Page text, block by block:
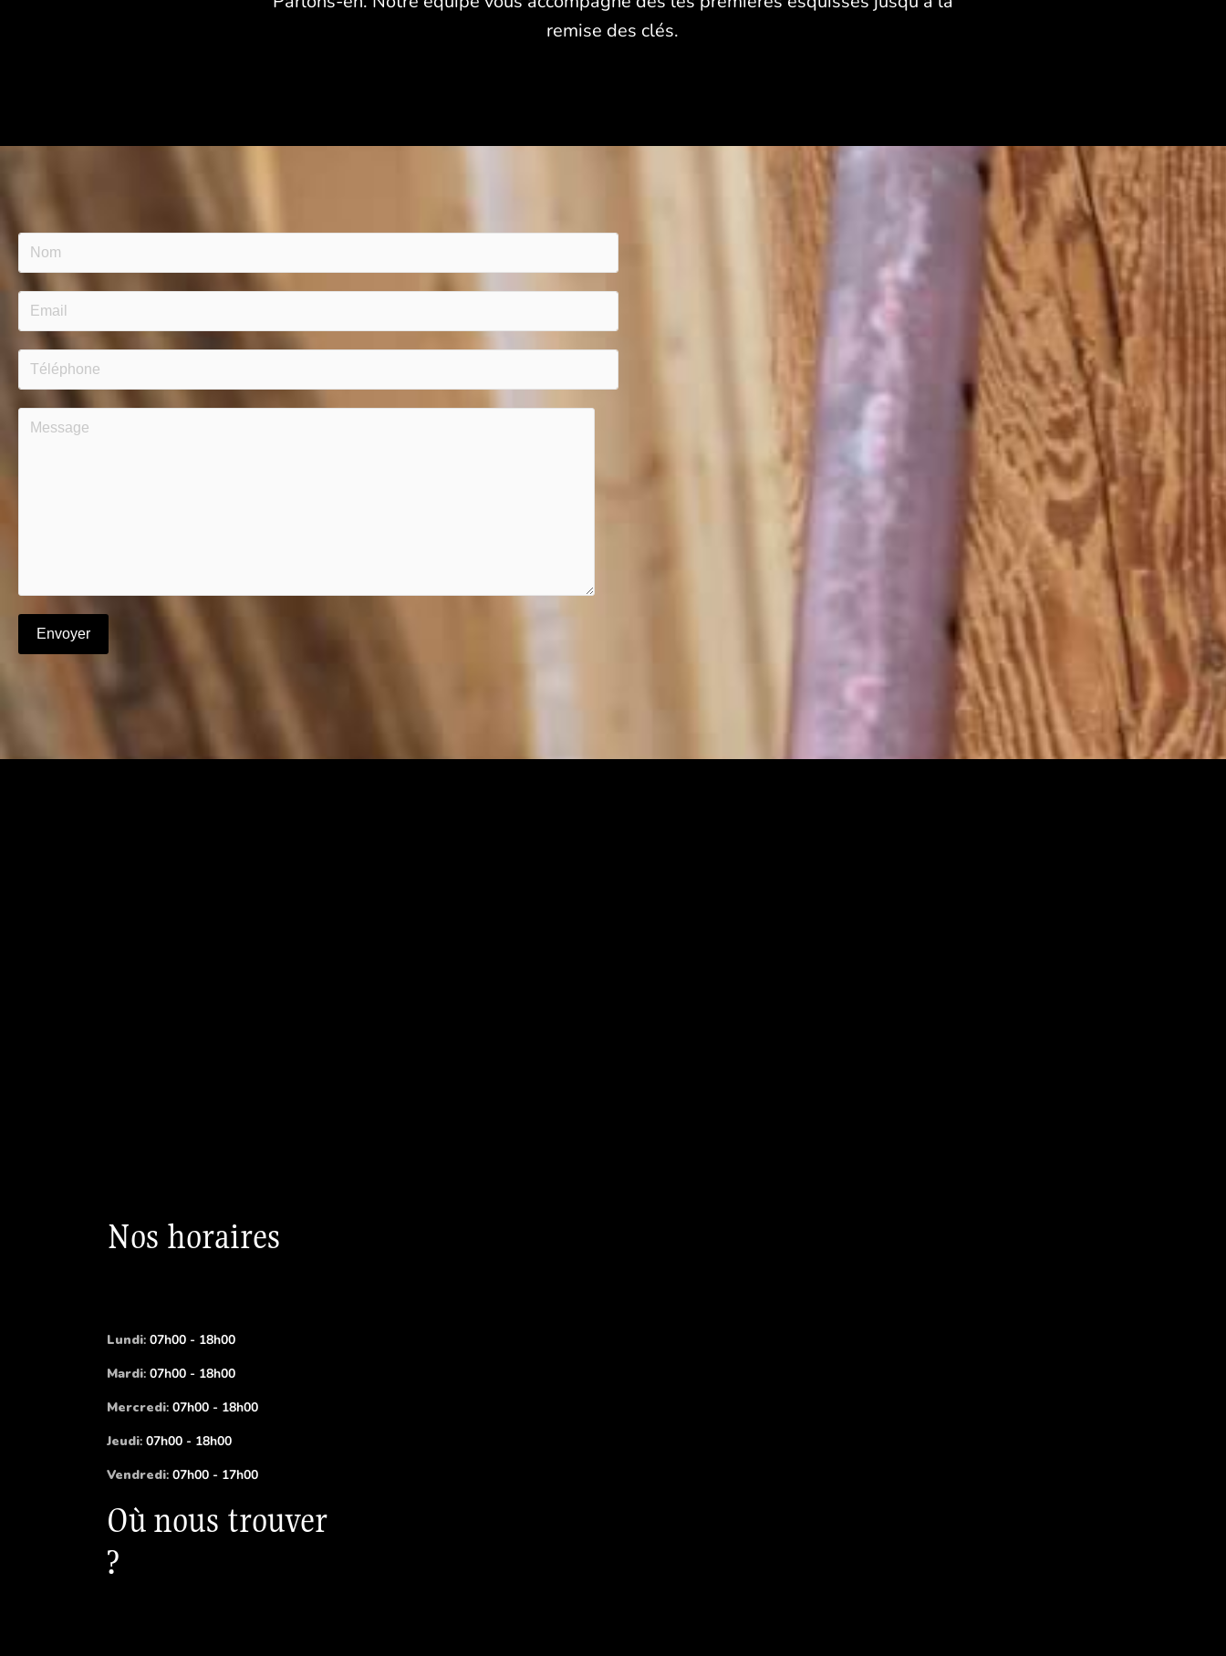
remise des clés.
Envoyer
Nos horaires
Lundi: 07h00 - 18h00
Mardi: 07h00 - 18h00
Mercredi: 07h00 - 18h00
Jeudi: 07h00 - 18h00
Vendredi: 07h00 - 17h00
Où nous trouver
?